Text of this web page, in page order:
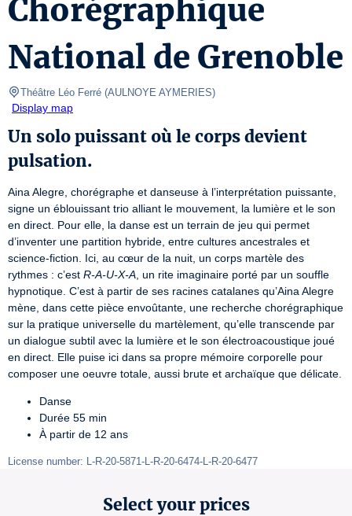
Chorégraphique
National de Grenoble
Théâtre Léo Ferré (AULNOYE AYMERIES)
Display map
Un solo puissant où le corps devient
pulsation.
Aina Alegre, chorégraphe et danseuse à l’interprétation puissante,
signe un éblouissant trio alliant le mouvement, la lumière et le son
en direct. Pour elle, la danse est un terrain de jeu qui permet
d’inventer une partition hybride, entre cultures ancestrales et
science-fiction. Ici, au cœur de la nuit, un corps martèle des
rythmes : c’est R-A-U-X-A , un rite imaginaire porté par un souffle
hypnotique. C’est à partir de ses racines catalanes qu’Aina Alegre
mène, dans cette pièce envoûtante, une recherche chorégraphique
sur la pratique universelle du martèlement, qu’elle transcende par
un dialogue subtil avec la lumière et le son électroacoustique joué
en direct. Elle puise ici dans sa propre mémoire corporelle pour
composer une oeuvre totale, aussi brute et archaïque que délicate.
Danse
Durée 55 min
À partir de 12 ans
License number: L-R-20-5871-L-R-20-6474-L-R-20-6477
Select your prices